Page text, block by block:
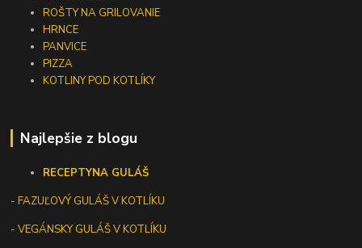
ROŠTY NA GRILOVANIE
HRNCE
PANVICE
PIZZA
KOTLINY POD KOTLÍKY
Najlepšie z blogu
RECEPTYNA GULÁŠ
-FAZUĽOVÝ GULÁŠ V KOTLÍKU
- VEGÁNSKY GULÁŠ V KOTLÍKU